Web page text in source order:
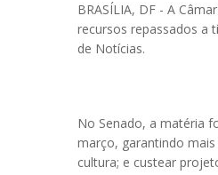
BRASÍLIA, DF - A
recursos repassados a
de Notícias.
No Senado, a matéria
março, garantindo
cultura; e custear